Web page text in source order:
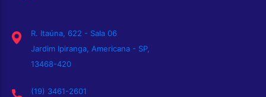
R. Itaúna, 622 - Sala 06
Jardim Ipiranga, Americana - SP,
13468-420
(19) 3461-2601